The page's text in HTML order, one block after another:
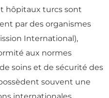
hôpitaux turcs sont
par des organismes
International),
aux normes
soins et de sécurité des
souvent une